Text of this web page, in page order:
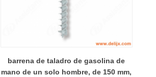
barrena de taladro de gasolina de
mano de un solo hombre, de 150 mm,